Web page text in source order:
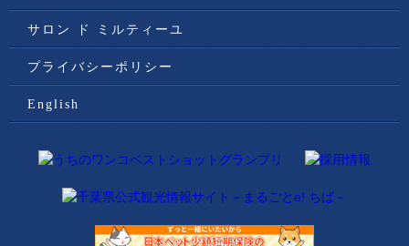
サロン ド ミルティーユ
プライバシーポリシー
English